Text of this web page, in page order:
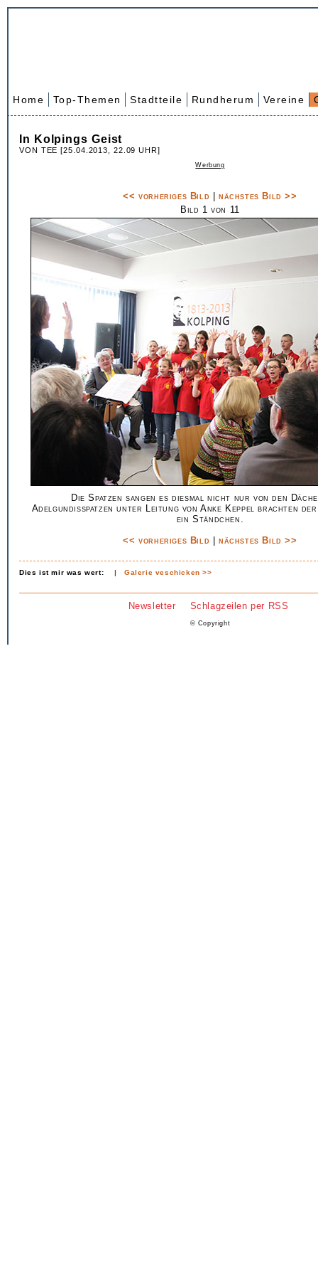
Home Top-Themen Stadtteile Rundherum Vereine
In Kolpings Geist
VON TEE [25.04.2013, 22.09 UHR]
Werbung
<< vorheriges Bild
nächstes Bild >>
Bild 1 von 11
Die Spatzen sangen es diesmal nicht nur von den
Adelgundisspatzen unter Leitung von Anke Keppel brachten
ein Ständchen.
<< vorheriges Bild
nächstes Bild >>
Dies ist mir was wert: |Galerie veschicken >>
Newsletter Schlagzeilen per RSS
© Copyright